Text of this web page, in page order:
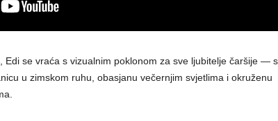
Edi se vraća s vizualnim poklonom za sve ljubitelje čaršije —
u zimskom ruhu, obasjanu večernjim svjetlima i okruženu